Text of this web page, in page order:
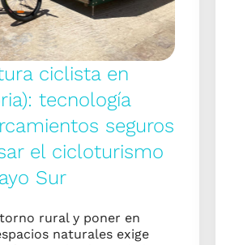
ciclista en
tecnología
seguros
el cicloturismo
Sur
rural y poner en
naturales exige